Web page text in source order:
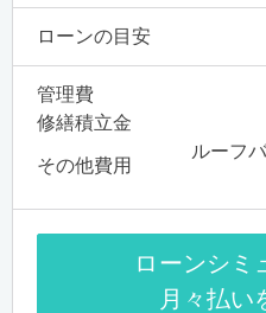
ローンの目安
管理費
修繕積立金
その他費用
ルーフ
ローンシミ
月々払い